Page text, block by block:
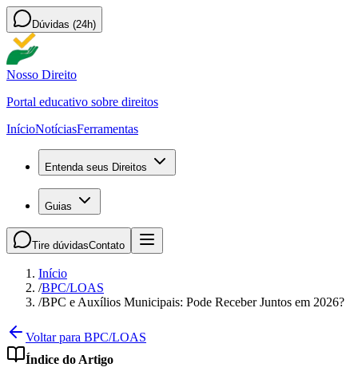
Dúvidas (24h)
Nosso Direito
Portal educativo sobre direitos
InícioNotíciasFerramentas
Entenda seus Direitos
Guias
Tire dúvidasContato
Início
/BPC/LOAS
/BPC e Auxílios Municipais: Pode Receber Juntos em 2026?
Voltar para BPC/LOAS
Índice do Artigo